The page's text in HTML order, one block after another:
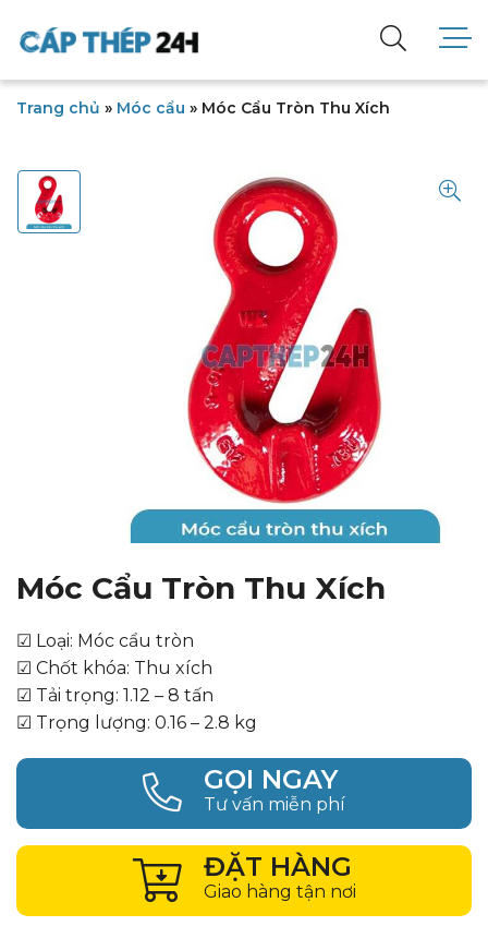
Trang chủ » Móc cẩu » Móc Cẩu Tròn Thu Xích
Móc Cẩu Tròn Thu Xích
☑ Loại: Móc cẩu tròn
☑ Chốt khóa: Thu xích
☑ Tải trọng: 1.12 – 8 tấn
☑ Trọng lượng: 0.16 – 2.8 kg
GỌI NGAY
Tư vấn miễn phí
ĐẶT HÀNG
Giao hàng tận nơi